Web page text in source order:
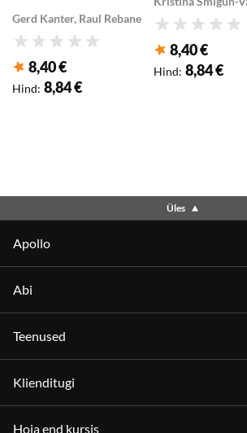
võiduni
Gerd Kanter, Raul Rebane
Hinnang
Klubihind:
8,40 €
Hind: 8,84 €
Hinnang
Klubihind:
8,40 €
Hind: 8,84 €
Üles
Apollo
Abi
Teenused
Klienditugi
Hoia end kursis